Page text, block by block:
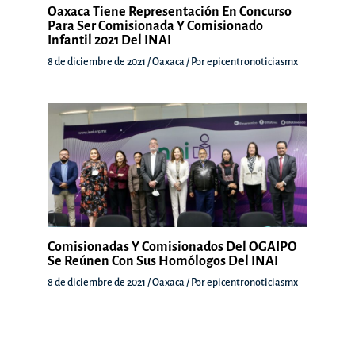
Oaxaca Tiene Representación En Concurso
Para Ser Comisionada Y Comisionado
Infantil 2021 Del INAI
8 de diciembre de 2021 /Oaxaca / Porepicentronoticiasmx
Comisionadas Y Comisionados Del OGAIPO
Se Reúnen Con Sus Homólogos Del INAI
8 de diciembre de 2021 /Oaxaca / Porepicentronoticiasmx